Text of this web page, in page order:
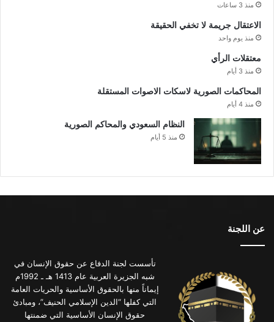
منذ 3 ساعات
الاعتقال جريمة لا تخفي الحقيقة
منذ يوم واحد
معتقلات الرأي
منذ 3 أيام
المحاكمات الصورية لاسكات الاصوات المستقلة
منذ 4 أيام
النظام السعودي والمحاكم الصورية
منذ 5 أيام
عن اللجنة
تأسست لجنة الدفاع عن حقوق الإنسان في
شبه الجزيرة العربية عام 1413 هـ ـ 1992م
إيماناً منها بالحقوق الأساسية والحريات العامة
التي كفلها “الدين الإسلامي الحنيف”، ومبادئ
حقوق الإنسان الأساسية التي ضمنتها